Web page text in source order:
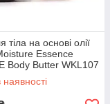
тіла на основі олії
Essence
Body Butter WKL107